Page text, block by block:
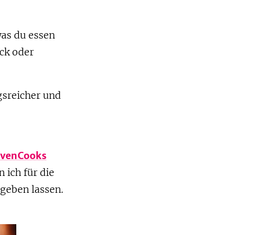
du essen
oder
und
ich für die
lassen.